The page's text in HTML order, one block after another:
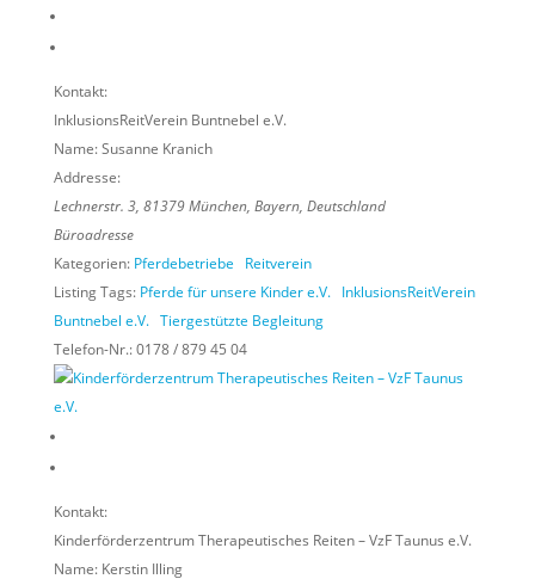
Kontakt:
InklusionsReitVerein Buntnebel e.V.
Name:Susanne Kranich
Addresse:
Lechnerstr. 3, 81379München, Bayern, Deutschland
Büroadresse
Kategorien: Pferdebetriebe
Reitverein
Listing Tags: Pferde für unsere Kinder e.V. InklusionsReitVerein
Buntnebel e.V. Tiergestützte Begleitung
Telefon-Nr.:0178 / 879 45 04
Kontakt:
Kinderförderzentrum Therapeutisches Reiten – VzF Taunus e.V.
Name: Kerstin Illing